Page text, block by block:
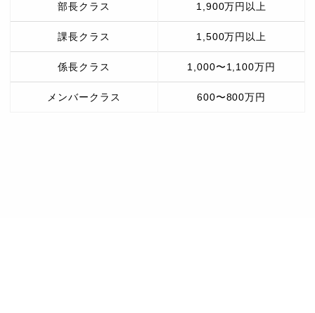
部長クラス 1,900万円以上
課長クラス 1,500万円以上
係長クラス 1,000〜1,100万円
メンバークラス 600〜800万円